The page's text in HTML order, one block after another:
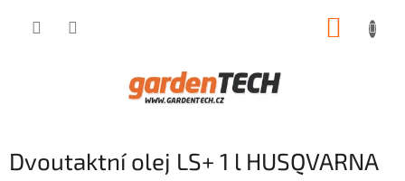
Dvoutaktní olej LS+ 1 l HUSQVARNA